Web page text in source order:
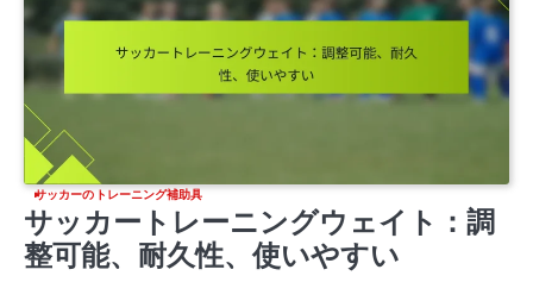
サッカーのトレーニング補助具
サッカートレーニングウェイト：調
整可能、耐久性、使いやすい